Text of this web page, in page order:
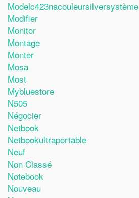
Modelc423nacouleursilversystème
Modifier
Monitor
Montage
Monter
Mosa
Most
Mybluestore
N505
Négocier
Netbook
Netbookultraportable
Neuf
Non Classé
Notebook
Nouveau